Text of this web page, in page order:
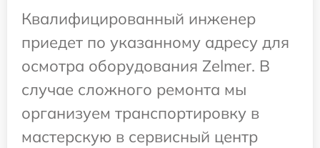
Квалифицированный инженер
приедет по указанному адресу для
осмотра оборудования Zelmer. В
случае сложного ремонта мы
организуем транспортировку в
мастерскую в сервисный центр